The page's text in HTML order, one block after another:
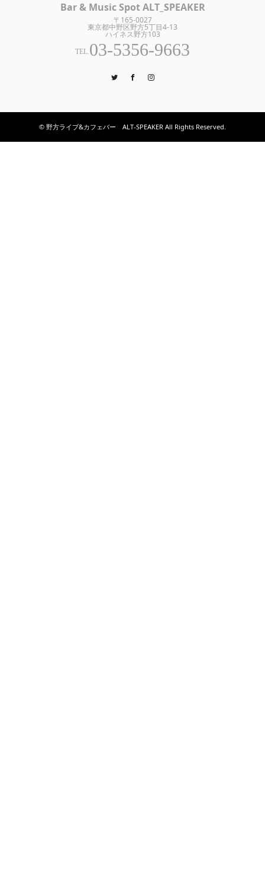
Bar & Music Spot ALT_SPEAKER
〒165-0027
東京都中野区野方5丁目4-13
ハイネス野方103
TEL.03-5356-9663
TwitterFacebook
© 野方ライブ&カフェバー ALT-SPEAKER All Rights Reserved.